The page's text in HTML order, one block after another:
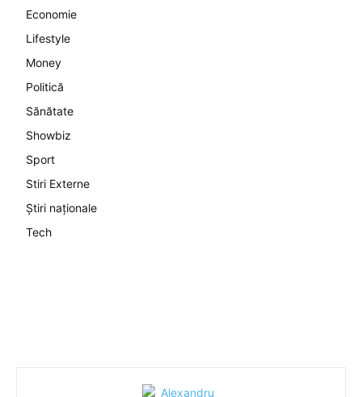
Economie
Lifestyle
Money
Politică
Sănătate
Showbiz
Sport
Stiri Externe
Știri naționale
Tech